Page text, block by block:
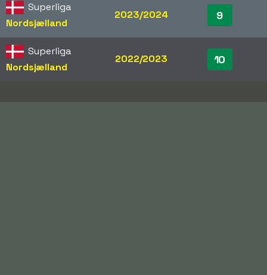
Superliga
Nordsjælland
2023/2024 9
Superliga
Nordsjælland
2022/2023 10